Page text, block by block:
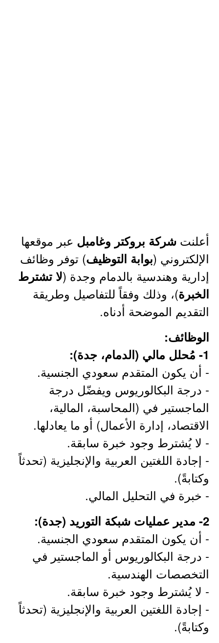
أعلنت شركة بروكتر وغامبل عبر موقعها
الإلكتروني (بوابة التوظيف) توفر وظائف
إدارية وهندسية بالدمام وجدة (لا تشترط
الخبرة)، وذلك وفقاً للتفاصيل وطريقة
التقديم الموضحة أدناه.
الوظائف:
1- مُحلل مالي (الدمام، جدة):
- أن يكون المتقدم سعودي الجنسية.
- درجة البكالوريوس ويفضّل درجة
الماجستير في (المحاسبة، المالية،
الاقتصاد، إدارة الأعمال) أو ما يعادلها.
- لا يُشترط وجود خبرة سابقة.
- إجادة اللغتين العربية والإنجليزية (تحدثاً
وكتابةً).
- خبرة في التحليل المالي.
2- مدير عمليات شبكة التوريد (جدة):
- أن يكون المتقدم سعودي الجنسية.
- درجة البكالوريوس أو الماجستير في
التخصصات الهندسية.
- لا يُشترط وجود خبرة سابقة.
- إجادة اللغتين العربية والإنجليزية (تحدثاً
وكتابةً).